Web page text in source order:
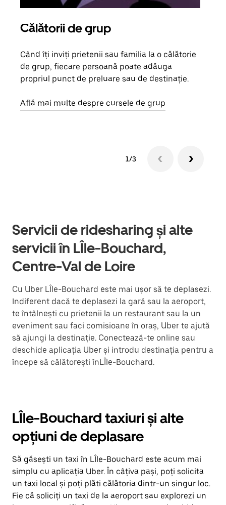
Călătorii de grup
Când îți inviți prietenii sau familia la o călătorie
de grup, fiecare persoană poate adăuga
propriul punct de preluare sau de destinație.
Află mai multe despre cursele de grup
1/3
Servicii de ridesharing și alte
servicii în LÎle-Bouchard,
Centre-Val de Loire
Cu Uber LÎle-Bouchard este mai ușor să te deplasezi.
Indiferent dacă te deplasezi la gară sau la aeroport,
te întâlnești cu prietenii la un restaurant sau la un
eveniment sau faci comisioane în oraș, Uber te ajută
să ajungi la destinație. Conectează-te online sau
deschide aplicația Uber și introdu destinația pentru a
începe să călătorești înLÎle-Bouchard.
LÎle-Bouchard taxiuri și alte
opțiuni de deplasare
Să găsești un taxi în LÎle-Bouchard este acum mai
simplu cu aplicația Uber. În câțiva pași, poți solicita
un taxi local și poți plăti călătoria dintr-un singur loc.
Fie că soliciți un taxi de la aeroport sau explorezi un